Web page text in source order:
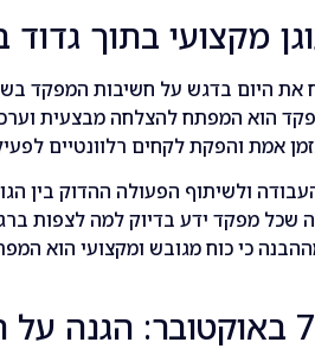
מקצועי בתוך
היום בדגש על חשיבות המפקד
הוא המפתח להצלחה מבצעית
אמת והפקת לקחים רלוונטיים
ולשיתוף הפעולה ההדוק בין
שכל מפקד ידע בדיוק למה לצפות
כי כוח מגובש ומקצועי הוא